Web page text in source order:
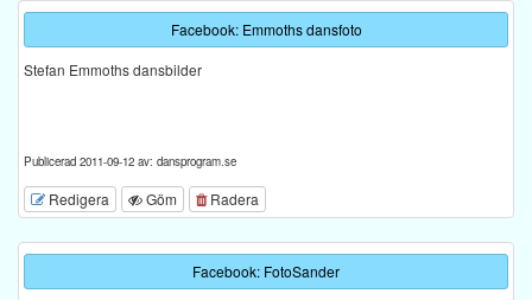
Facebook: Emmoths dansfoto
Stefan Emmoths dansbilder
Publicerad 2011-09-12 av: dansprogram.se
Redigera Göm Radera
Facebook: FotoSander